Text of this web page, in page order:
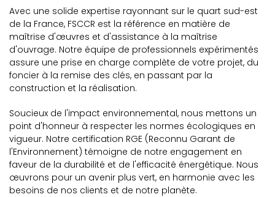
Avec une solide expertise rayonnant sur le quart sud-est
de la France, FSCCR est la référence en matière de
maîtrise d'œuvres et d'assistance à la maîtrise
d'ouvrage. Notre équipe de professionnels expérimentés
assure une prise en charge complète de votre projet, du
foncier à la remise des clés, en passant par la
construction et la réalisation.
Soucieux de l'impact environnemental, nous mettons un
point d'honneur à respecter les normes écologiques en
vigueur. Notre certification RGE (Reconnu Garant de
l'Environnement) témoigne de notre engagement en
faveur de la durabilité et de l'efficacité énergétique. Nous
œuvrons pour un avenir plus vert, en harmonie avec les
besoins de nos clients et de notre planète.